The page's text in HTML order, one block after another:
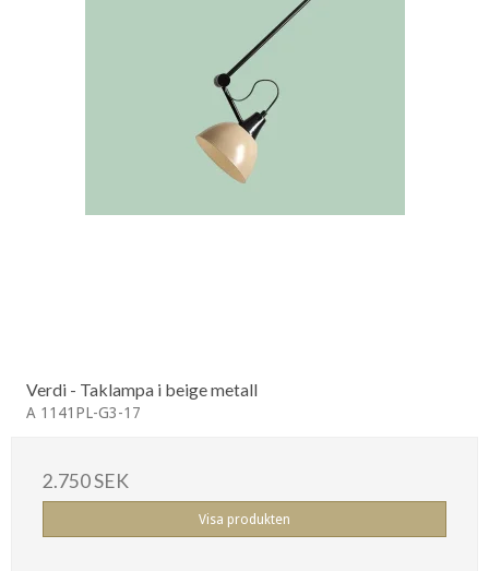
Verdi - Taklampa i beige metall
A 1141PL-G3-17
2.750 SEK
Visa produkten